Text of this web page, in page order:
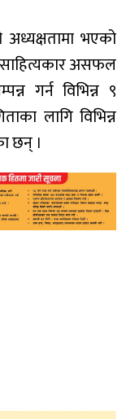
भएको
साहित्यकार असफल
गर्न विभिन्न ९
लागि विभिन्न
छन् ।